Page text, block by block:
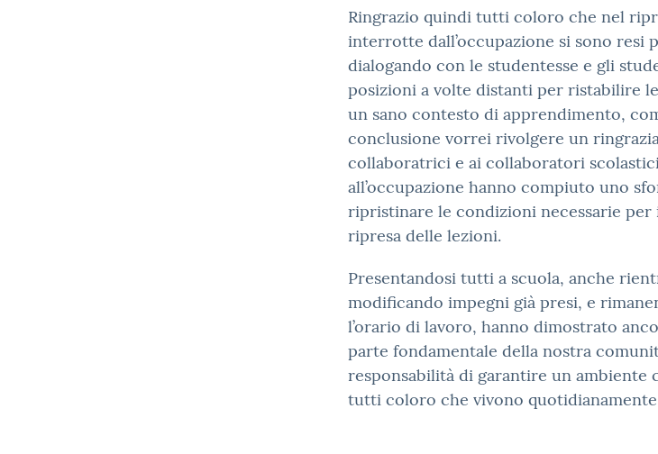
Ringrazio quindi tutti coloro che nel
interrotte dall’occupazione si sono resi
dialogando con le studentesse e gli
posizioni a volte distanti per ristabilire
un sano contesto di apprendimento,
conclusione vorrei rivolgere un
collaboratrici e ai collaboratori
all’occupazione hanno compiuto uno
ripristinare le condizioni necessarie per
ripresa delle lezioni.
Presentandosi tutti a scuola, anche
modificando impegni già presi, e
l’orario di lavoro, hanno dimostrato
parte fondamentale della nostra
responsabilità di garantire un ambiente
tutti coloro che vivono quotidianamente